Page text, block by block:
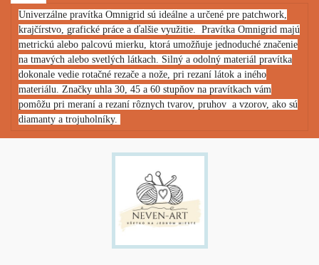
Univerzálne pravítka Omnigrid sú ideálne a určené pre patchwork,
krajčírstvo, grafické práce a ďalšie využitie. Pravítka Omnigrid majú
metrickú alebo palcovú mierku, ktorá umožňuje jednoduché značenie
na tmavých alebo svetlých látkach. Silný a odolný materiál pravítka
dokonale vedie rotačné rezače a nože, pri rezaní látok a iného
materiálu. Značky uhla 30, 45 a 60 stupňov na pravítkach vám
pomôžu pri meraní a rezaní rôznych tvarov, pruhov a vzorov, ako sú
diamanty a trojuholníky.